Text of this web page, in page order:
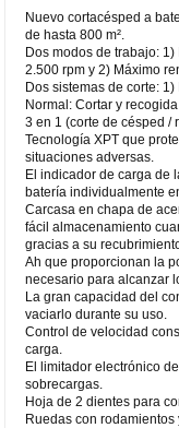
Nuevo cortacésped a
de hasta 800 m².
Dos modos de trabajo:
2.500 rpm y 2) Máximo
Dos sistemas de corte:
Normal: Cortar y
3 en 1 (corte de césped /
Tecnología XPT que
situaciones adversas.
El indicador de carga de
batería individualmente
Carcasa en chapa de
fácil almacenamiento
gracias a su
Ah que proporcionan la
necesario para alcanzar
La gran capacidad del
vaciarlo durante su uso.
Control de velocidad
carga.
El limitador electrónico
sobrecargas.
Hoja de 2 dientes para
Ruedas con